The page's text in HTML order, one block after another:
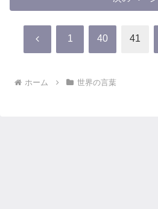
前 1 40 41
ホーム 世界の言葉